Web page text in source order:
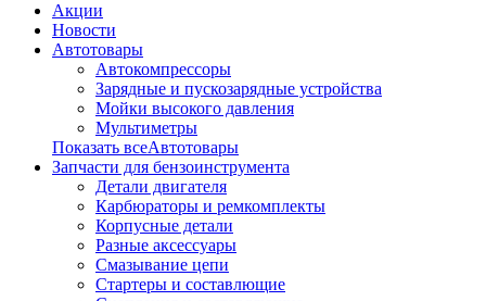
Акции
Новости
Автотовары
Автокомпрессоры
Зарядные и пускозарядные устройства
Мойки высокого давления
Мультиметры
Показать всеАвтотовары
Запчасти для бензоинструмента
Детали двигателя
Карбюраторы и ремкомплекты
Корпусные детали
Разные аксессуары
Смазывание цепи
Стартеры и составлющие